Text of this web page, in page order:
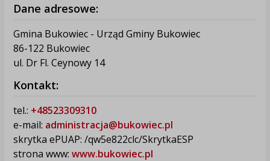
Dane adresowe:
Gmina Bukowiec - Urząd Gminy Bukowiec
86-122 Bukowiec
ul. Dr Fl. Ceynowy 14
Kontakt:
tel.: +48523309310
e-mail: administracja@bukowiec.pl
skrytka ePUAP: /qw5e822clc/SkrytkaESP
strona www: www.bukowiec.pl